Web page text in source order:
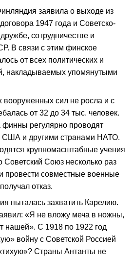
заявила о выходе из
1947 года и Советско-
сотрудничестве и
В связи с этим финское
от всех политических и
накладываемых упомянутыми
вооруженных сил не росла и с
от 32 до 34 тыс. человек.
финны регулярно проводят
США и другими странами НАТО.
крупномасштабные учения
Советский Союз несколько раз
провести совместные военные
отказ.
пыталась захватить Карелию.
«Я не вложу меча в ножны,
нашей». С 1918 по 1922 год
войну с Советской Россией
Страны Антанты не